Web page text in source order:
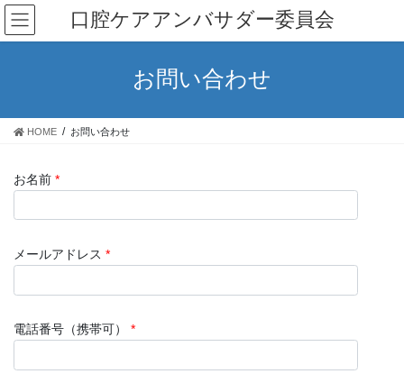
コ
ン
テ
ス
ナ
ビ
ゲ
ン
口腔ケアアンバサダー委員会
お問い合わせ
HOME お問い合わせ
お名前 *
メールアドレス *
電話番号（携帯可） *